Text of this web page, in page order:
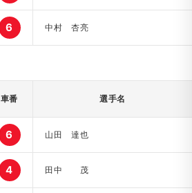
6 中村 杏亮
車番 選手名
6 山田 達也
4 田中 茂